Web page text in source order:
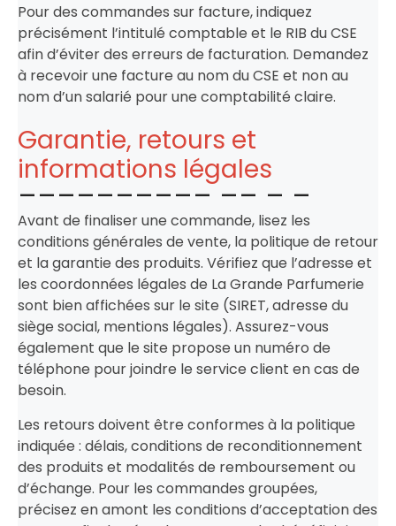
Pour des commandes sur facture, indiquez
précisément l’intitulé comptable et le RIB du CSE
afin d’éviter des erreurs de facturation. Demandez
à recevoir une facture au nom du CSE et non au
nom d’un salarié pour une comptabilité claire.
Garantie, retours et
informations légales
Avant de finaliser une commande, lisez les
conditions générales de vente, la politique de retour
et la garantie des produits. Vérifiez que l’adresse et
les coordonnées légales de La Grande Parfumerie
sont bien affichées sur le site (SIRET, adresse du
siège social, mentions légales). Assurez-vous
également que le site propose un numéro de
téléphone pour joindre le service client en cas de
besoin.
Les retours doivent être conformes à la politique
indiquée : délais, conditions de reconditionnement
des produits et modalités de remboursement ou
d’échange. Pour les commandes groupées,
précisez en amont les conditions d’acceptation des